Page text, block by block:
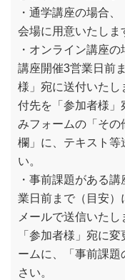
・通学講座の場合
会場に用意いたしま
・オンライン講座
講座開催3営業日前
様」宛に送付いたし
付先を「参加者様」
みフォームの「その
欄」に、テキスト等
い。
・事前課題がある
業日前まで（目安）
メールで送信いた
「参加者様」宛に
ームに、「事前課
さい。